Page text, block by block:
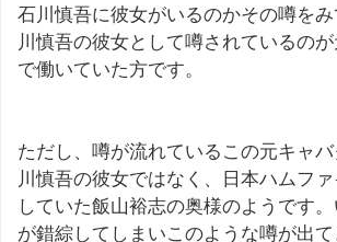
石川慎吾に彼女がいるのかその噂を
川慎吾の彼女として噂されているの
で働いていた方です。
ただし、噂が流れているこの元キャ
川慎吾の彼女ではなく、日本ハムフ
していた飯山裕志の奥様のようです
が錯綜してしまいこのような噂が出